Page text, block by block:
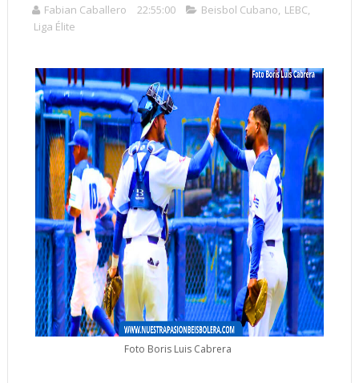
Fabian Caballero 22:55:00 Beisbol Cubano, LEBC,
Liga Élite
Foto Boris Luis Cabrera